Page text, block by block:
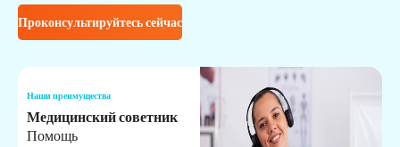
Проконсультируйтесь сейчас
Наши преимущества
Медицинский советник
Помощь